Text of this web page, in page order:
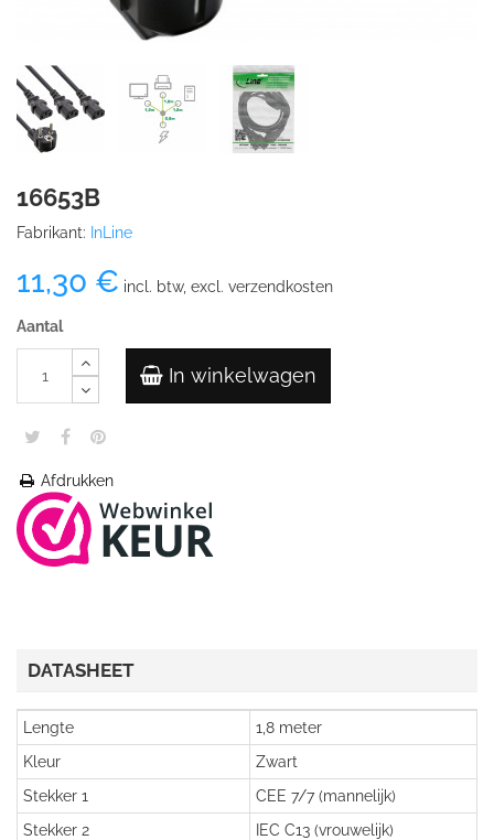
16653B
Fabrikant: InLine
11,30 € incl. btw, excl. verzendkosten
Aantal
In winkelwagen
Afdrukken
DATASHEET
Lengte
1,8 meter
Kleur
Zwart
Stekker 1
CEE 7/7 (mannelijk)
Stekker 2
IEC C13 (vrouwelijk)